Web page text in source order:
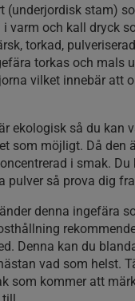
(underjordisk stam)
i varm och kall dryck
torkad,
torkas och mals
vilket innebär att
ekologisk så du kan
som möjligt. Då den
i smak.
pulver så prova dig
denna ingefära
Denna kan du
vad som helst.
som kommer att